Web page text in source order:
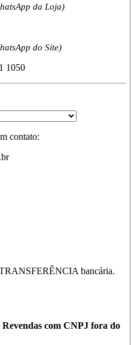
da Loja)
do Site)
1050
contato:
bancária.
com CNPJ fora do